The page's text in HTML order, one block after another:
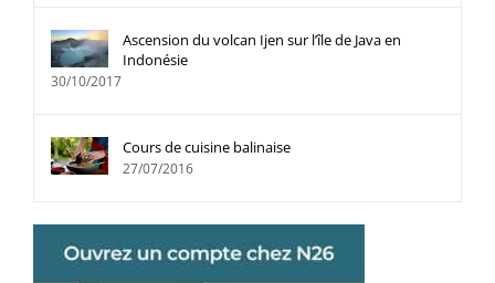
Ascension du volcan Ijen sur l’île de Java en
Indonésie
30/10/2017
Cours de cuisine balinaise
27/07/2016